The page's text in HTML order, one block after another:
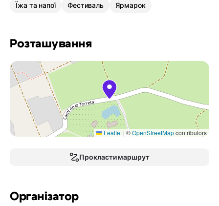
Їжа та напої Фестиваль Ярмарок
Розташування
Leaflet |©OpenStreetMapcontributors
Прокласти маршрут
Організатор